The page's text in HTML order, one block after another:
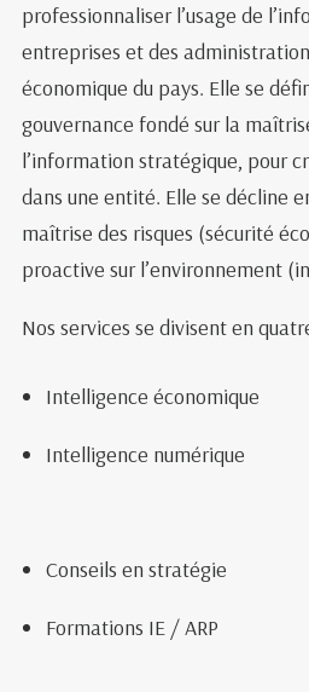
professionnaliser l’usage de
entreprises et des
économique du pays. Elle se
gouvernance fondé sur la
l’information stratégique, pour
dans une entité. Elle se décline
maîtrise des risques (sécurité
proactive sur l’environnement
Nos services se divisent en
Intelligence économique
Intelligence numérique
Conseils en stratégie
Formations IE / ARP